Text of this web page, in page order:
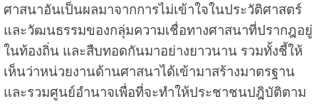
ศาสนาอันเป็นผลมาจากการไม่เข้าใจในประวัติศาสตร์
และวัฒนธรรมของกลุ่มความเชื่อทางศาสนาที่ปรากฎอยู่
ในท้องถิ่น และสืบทอดกันมาอย่างยาวนาน รวมทั้งชี้ให้
เห็นว่าหน่วยงานด้านศาสนาได้เข้ามาสร้างมาตรฐาน
และรวมศูนย์อำนาจเพื่อที่จะทำให้ประชาชนปฎิบัติตาม